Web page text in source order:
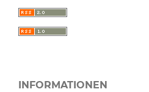
INFORMATIONEN